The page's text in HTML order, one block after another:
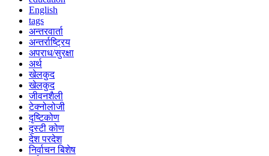
English
tags
अन्तरवार्ता
अन्तर्राष्ट्रिय
अपराध/सुरक्षा
अर्थ
खेलकुद
खेलकुद
जीवनशैली
टेक्नोलोजी
दृष्टिकोण
दृस्टी कोण
देश परदेश
निर्वाचन बिशेष